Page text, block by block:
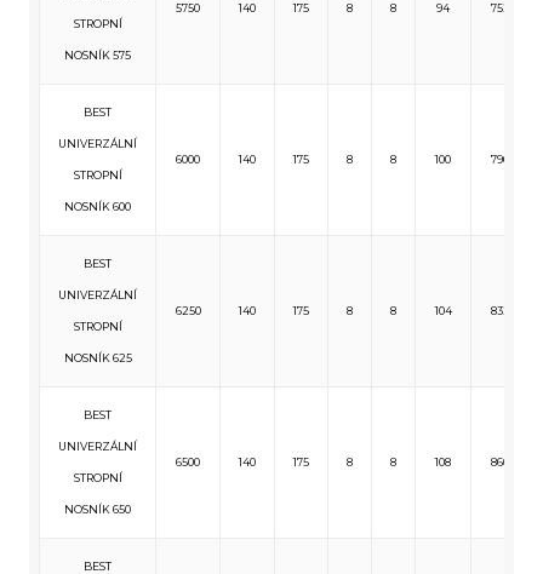
STROPNÍ
NOSNÍK 575
5750 140 175 8 8 94 752
BEST
UNIVERZÁLNÍ
STROPNÍ
NOSNÍK 600
6000 140 175 8 8 100 796
BEST
UNIVERZÁLNÍ
STROPNÍ
NOSNÍK 625
6250 140 175 8 8 104 832
BEST
UNIVERZÁLNÍ
STROPNÍ
NOSNÍK 650
6500 140 175 8 8 108 860
BEST